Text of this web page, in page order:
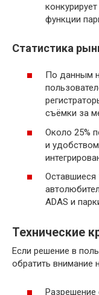
функции
Статистика
По данным
съёмки за
Около 25%
и
Оставшиеся
ADAS и
Технические
Если решение в
обратить
Разрешение